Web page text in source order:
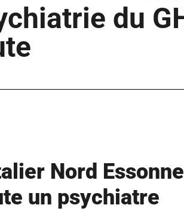
du
Nord
un psychiatre